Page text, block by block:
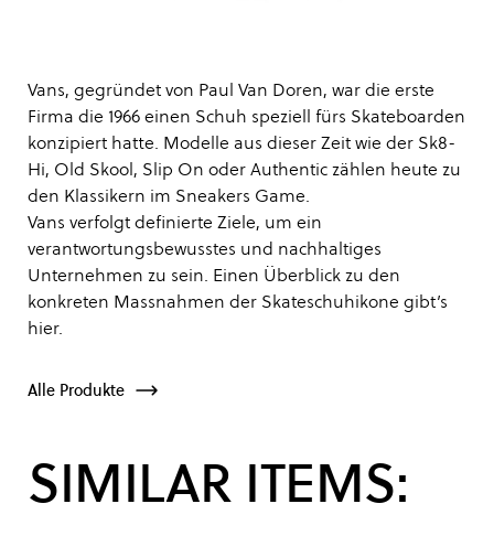
Vans, gegründet von Paul Van Doren, war die erste
Firma die 1966 einen Schuh speziell fürs Skateboarden
konzipiert hatte. Modelle aus dieser Zeit wie der Sk8-
Hi, Old Skool, Slip On oder Authentic zählen heute zu
den Klassikern im Sneakers Game.
Vans verfolgt definierte Ziele, um ein
verantwortungsbewusstes und nachhaltiges
Unternehmen zu sein. Einen Überblick zu den
konkreten Massnahmen der Skateschuhikone gibt’s
hier.
Alle Produkte
SIMILAR ITEMS: